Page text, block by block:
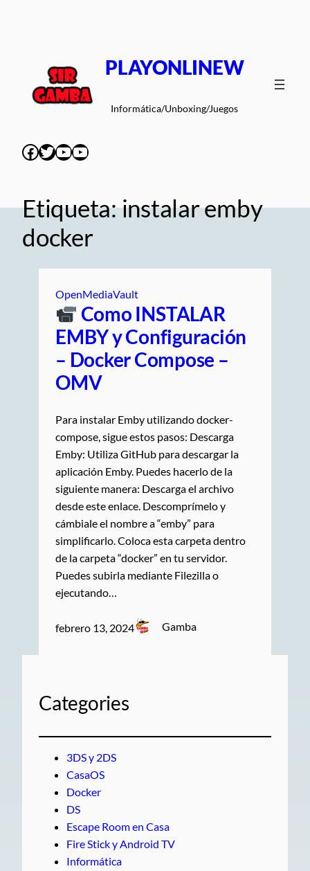
PLAYONLINEW
Informática/Unboxing/Juegos
Facebook
Twitter
YouTube
YouTube
Etiqueta:instalar emby
docker
OpenMediaVault
Como INSTALAR
EMBY y Configuración
– Docker Compose –
OMV
Para instalar Emby utilizando docker-
compose, sigue estos pasos: Descarga
Emby: Utiliza GitHub para descargar la
aplicación Emby. Puedes hacerlo de la
siguiente manera: Descarga el archivo
desde este enlace. Descomprímelo y
cámbiale el nombre a “emby” para
simplificarlo. Coloca esta carpeta dentro
de la carpeta “docker” en tu servidor.
Puedes subirla mediante Filezilla o
ejecutando…
febrero 13, 2024 Gamba
Categories
3DS y 2DS
CasaOS
Docker
DS
Escape Room en Casa
Fire Stick y Android TV
Informática